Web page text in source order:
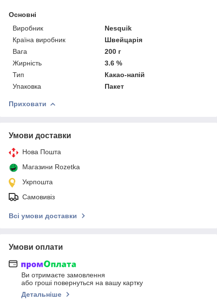
Основні
Виробник
Nesquik
Країна виробник
Швейцарія
Вага
200 г
Жирність
3.6 %
Тип
Какао-напій
Упаковка
Пакет
Приховати
Умови доставки
Нова Пошта
Магазини Rozetka
Укрпошта
Самовивіз
Всі умови доставки
Умови оплати
Ви отримаєте замовлення
або гроші повернуться на вашу картку
Детальніше